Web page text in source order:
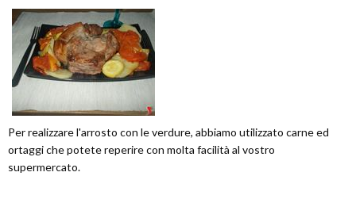
Per realizzare l'arrosto con le verdure, abbiamo utilizzato carne ed
ortaggi che potete reperire con molta facilità al vostro
supermercato.